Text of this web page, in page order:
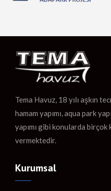
Tema Havuz, 18 yılı aşkın
hamam yapımı, aqua park
yapımı gibi konularda
vermektedir.
Kurumsal